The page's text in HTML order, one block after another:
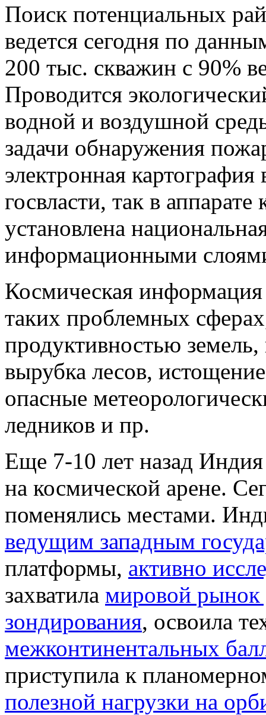
Поиск потенциальных
ведется сегодня по
200 тыс. скважин с 90%
Проводится
водной и воздушной
задачи обнаружения
электронная
госвласти, так в аппарате
установлена
информационными
Космическая
таких проблемных
продуктивностью
вырубка лесов,
опасные
ледников и пр.
Еще 7-10 лет назад
на космической арене.
поменялись местами.
ведущим западным
платформы, активно
захватила мировой рынок
зондирования, освоила
межконтинентальных
приступила к
полезной нагрузки на